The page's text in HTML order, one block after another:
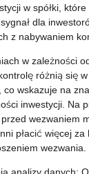
w spółki,
dla
z nabywaniem
w zależności
różnią się
co wskazuje na
inwestycji. Na
wezwaniem
płacić więcej
wezwania.